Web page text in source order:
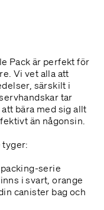
Pack är perfekt för
Vi vet alla att
särskilt i
tar
bära med sig allt
än någonsin.
tyger:
serie
i svart, orange
canister bag och